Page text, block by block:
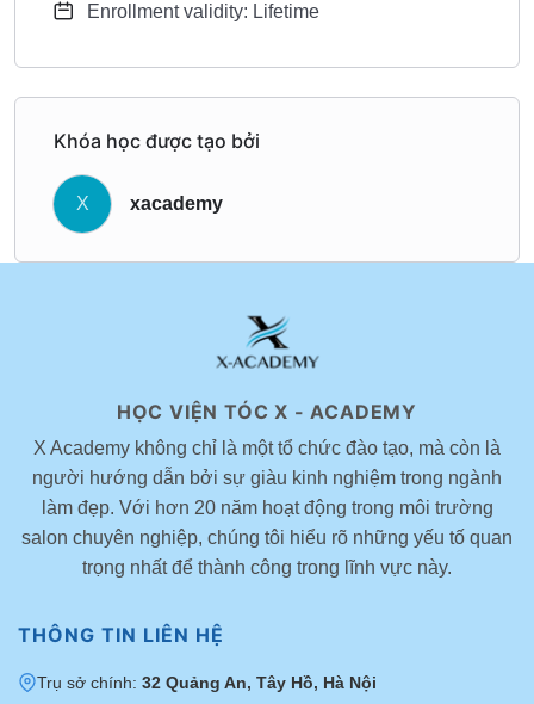
Mọi kiểu tóc đều được xây dựng từ những nền tảng cơ bản
như vuông, tròn, tam giác. Khi nắm được cốt lõi, bạn có thể
linh hoạt biến hóa mà vẫn giữ form chuẩn.
Độ chính xác được kiểm soát
Không còn tình trạng lệch form hay khó sửa, vì từng đường
cắt đều có nguyên tắc rõ ràng. Điều này giúp bạn làm chủ
kỹ thuật thay vì phụ thuộc vào kinh nghiệm mơ hồ.
Sáng tạo có định hướng
Hiểu bản chất giúp bạn không bị giới hạn trong khuôn mẫu.
Bạn có thể tự tin thiết kế kiểu tóc phù hợp với từng khách
hàng thay vì chỉ làm theo hình mẫu có sẵn.
Người mới muốn bắt đầu với nền tảng vững chắc
Thợ tóc đang làm nghề nhưng chưa tự tin về form và kỹ
Enrollment validity: Lifetime
Khóa học được tạo bởi
X xacademy
HỌC VIỆN TÓC X - ACADEMY
X Academy không chỉ là một tổ chức đào tạo, mà còn là
người hướng dẫn bởi sự giàu kinh nghiệm trong ngành
làm đẹp. Với hơn 20 năm hoạt động trong môi trường
salon chuyên nghiệp, chúng tôi hiểu rõ những yếu tố quan
trọng nhất để thành công trong lĩnh vực này.
THÔNG TIN LIÊN HỆ
Trụ sở chính: 32 Quảng An, Tây Hồ, Hà Nội